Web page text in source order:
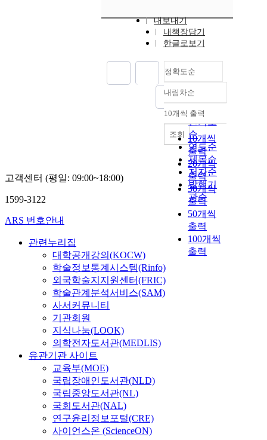
내보내기
내책장담기
한글로보기
정확도순
정확도
순
인기도
순
연도순
제목순
저자순
발행기
관순
내림차순
내림차순
10개씩 출력
10개씩
출력
20개씩
출력
30개씩
출력
50개씩
출력
100개씩
출력
조회
고객센터 (평일: 09:00~18:00)
1599-3122
ARS 번호안내
관련누리집
대학공개강의(KOCW)
학술정보통계시스템(Rinfo)
외국학술지지원센터(FRIC)
학술관계분석서비스(SAM)
사서커뮤니티
기관회원
지식나눔(LOOK)
의학전자도서관(MEDLIS)
유관기관 사이트
교육부(MOE)
국립장애인도서관(NLD)
국립중앙도서관(NL)
국회도서관(NAL)
연구윤리정보포털(CRE)
사이언스온 (ScienceON)